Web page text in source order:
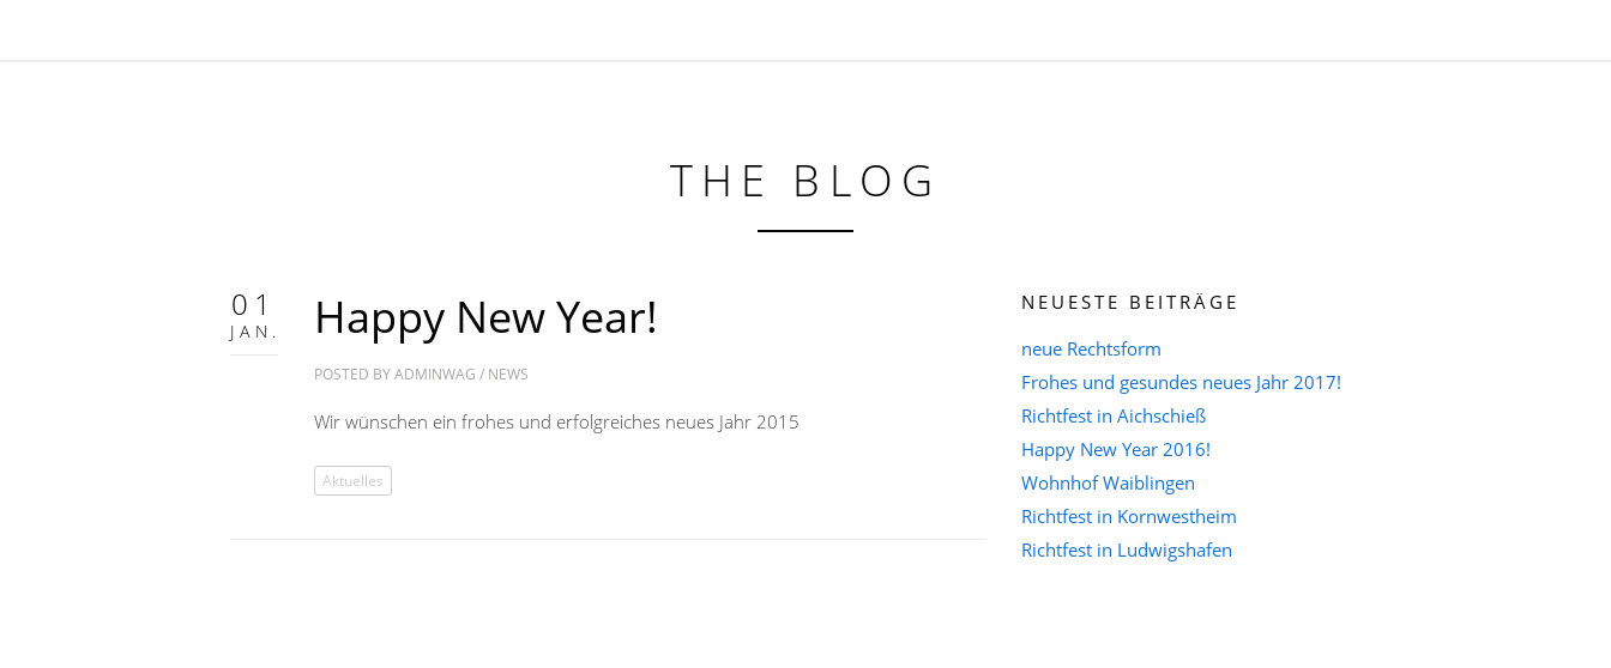
THE BLOG
01
JAN. Happy New Year!
POSTED BYADMINWAG / NEWS
Wir wünschen ein frohes und erfolgreiches neues Jahr 2015
Aktuelles
NEUESTE BEITRÄGE
neue Rechtsform
Frohes und gesundes neues Jahr 2017!
Richtfest in Aichschieß
Happy New Year 2016!
Wohnhof Waiblingen
Richtfest in Kornwestheim
Richtfest in Ludwigshafen